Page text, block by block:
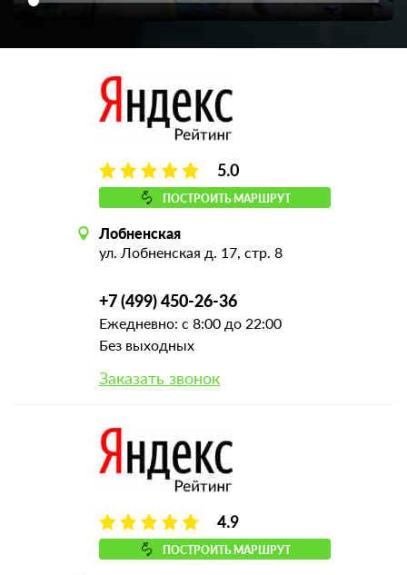
5.0
ПОСТРОИТЬ МАРШРУТ
Лобненская
ул. Лобненская д. 17, стр. 8
+7 (499) 450-26-36
Ежедневно: с 8:00 до 22:00
Без выходных
Заказать звонок
4.9
ПОСТРОИТЬ МАРШРУТ